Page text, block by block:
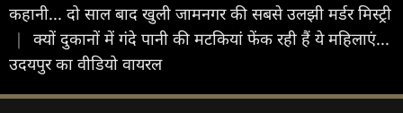
कहानी... दो साल बाद खुली जामनगर की सबसे उलझी मर्डर मिस्ट्री
|
क्यों दुकानों में गंदे पानी की मटकियां फेंक रही हैं ये महिलाएं...
उदयपुर का वीडियो वायरल